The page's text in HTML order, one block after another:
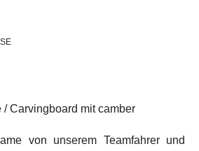
/ Carvingboard mit camber
von unserem Teamfahrer und